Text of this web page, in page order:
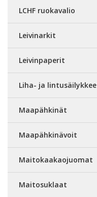
LCHF ruokavalio
Leivinarkit
Leivinpaperit
Liha- ja
Maapähkinät
Maapähkinävoit
Maitokaakaojuomat
Maitosuklaat